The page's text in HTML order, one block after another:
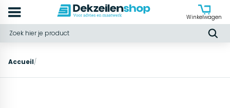
Winkelwagen
Accueil/